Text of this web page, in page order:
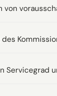
von
des
Servicegrad